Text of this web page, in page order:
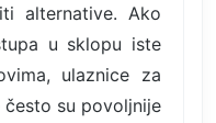
alternative. Ako
u sklopu iste
ulaznice za
često su povoljnije